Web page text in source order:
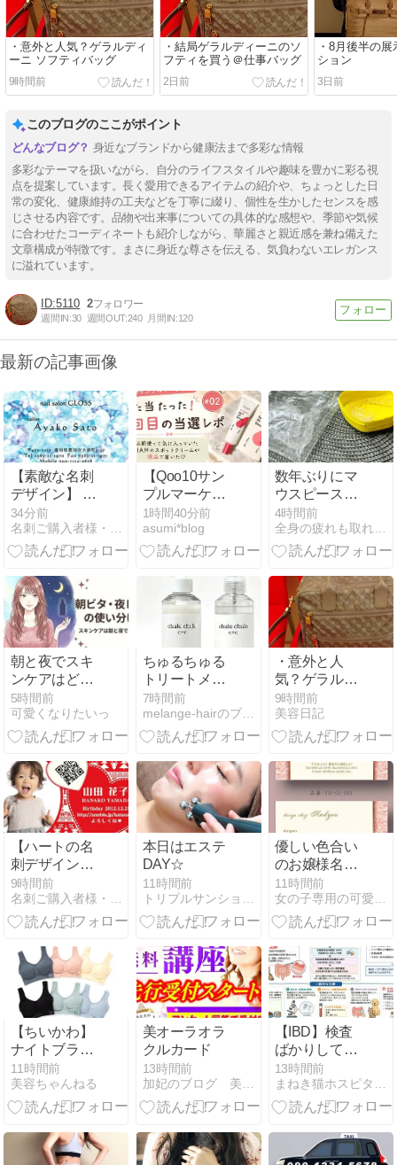
・意外と人気？ゲラルディ
ーニ ソフティバッグ
9時間前
・結局ゲラルディーニのソ
フティを買う＠仕事バッグ
2日前
・8月後半の
ション
3日前
このブログのここがポイント
身近なブランドから健康法まで多彩な情報
多彩なテーマを扱いながら、自分のライフスタイルや趣味を豊かに彩る視
点を提案しています。長く愛用できるアイテムの紹介や、ちょっとした日
常の変化、健康維持の工夫などを丁寧に綴り、個性を生かしたセンスを感
じさせる内容です。品物や出来事についての具体的な感想や、季節や気候
に合わせたコーディネートも紹介しながら、華麗さと親近感を兼ね備えた
文章構成が特徴です。まさに身近な尊さを伝える、気負わないエレガンス
に溢れています。
5110 2
週間IN:30 週間OUT:240 月間IN:120
最新の記事画像
【素敵な名刺
デザイン】 キ
ラメキたくさ
ん詰め込ん
だ、ブルービ
34分前
【Qoo10サン
プルマーケッ
ト】2回目の
当選！TIAMス
ポットクリー
ュー♡
1時間40分前
asumi*blog
数年ぶりにマ
ウスピースを
新調。今の私
に合うもの
へ、身体も暮
日曜日
4時間前
全身の疲れも取れる小顔コルギ専門サロン ゆめこるぎ
朝と夜でスキ
ンケアはどう
変える？「朝
ビタ・夜レ
チ」で失敗し
ガイド
5時間前
可愛くなりたいっ
ちゅるちゅる
トリートメン
ト
7時間前
melange-hairのブログ 秋葉原の美容室
・意外と人
気？ゲラルデ
ィーニ ソフテ
ィバッグ
9時間前
美容日記
【ハートの名
刺デザイン】
ほっこりかわ
いい♪ノルディ
ック柄のキッ
9時間前
本日はエステ
DAY☆
11時間前
優しい色合い
のお嬢様名刺
｜花柄が上品
に輝く大人か
わいいデザイ
11時間前
【ちいかわ】
ナイトブラに
ちいかわ登場!
「バストをキ
レイにケアす
ラVIAGE、
「ちいかわ」
11時間前
美容ちゃんねる
美オーラオラ
クルカード
13時間前
【IBD】検査
ばかりして、
治らない？ ＃
ビタミンＤ＃
ＩＢＤ
13時間前